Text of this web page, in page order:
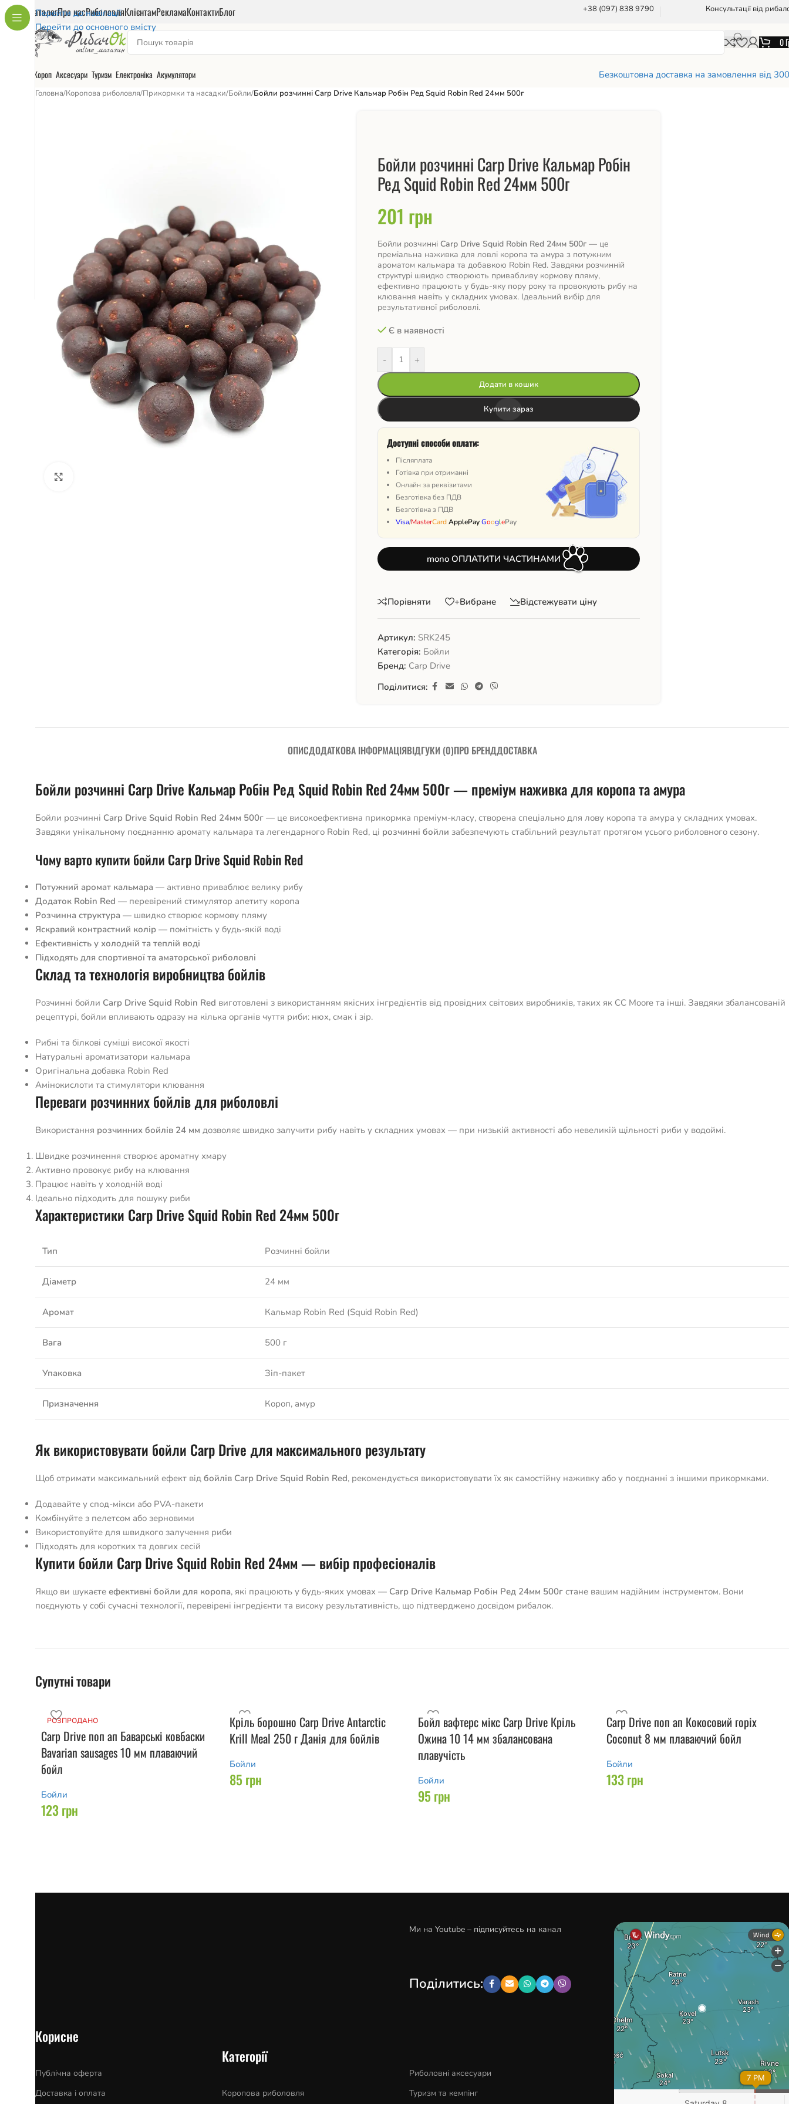
Перейти до навігації
Перейти до основного вмісту
КаталогПро насРиболовляКлієнтамРекламаКонтактиБлог +38 (097) 838 9790 Консультації від
0
Короп Аксесуари Туризм Електроніка Акумулятори Безкоштовна доставка на замовлення від
Головна/Коропова риболовля/Прикормки та насадки/Бойли/Бойли розчинні Carp Drive Кальмар Робін Ред Squid Robin Red 24мм 500г
Бойли розчинні Carp Drive Кальмар Робін
Ред Squid Robin Red 24мм 500г
201 грн
Бойли розчинні Carp Drive Squid Robin Red 24мм 500г— це
преміальна наживка для ловлі коропа та амура з потужним
ароматом кальмара та добавкою Robin Red. Завдяки розчинній
структурі швидко створюють привабливу кормову пляму,
ефективно працюють у будь-яку пору року та провокують рибу на
клювання навіть у складних умовах. Ідеальний вибір для
результативної риболовлі.
Є в наявності
- +
Додати в кошик
Купити зараз
Доступні способи оплати:
Післяплата
Готівка при отриманні
Онлайн за реквізитами
Безготівка без ПДВ
Безготівка з ПДВ
Visa/MasterCard ApplePay GooglePay
mono ОПЛАТИТИ ЧАСТИНАМИ
Порівняти +Вибране Відстежувати ціну
Артикул: SRK245
Категорія: Бойли
Бренд: Carp Drive
Поділитися:
ОПИСДОДАТКОВА ІНФОРМАЦІЯВІДГУКИ (0)ПРО БРЕНДДОСТАВКА
Бойли розчинні Carp Drive Кальмар Робін Ред Squid Robin Red 24мм 500г — преміум наживка для коропа та амура
Бойли розчинні Carp Drive Squid Robin Red 24мм 500г — це високоефективна прикормка преміум-класу, створена спеціально для лову коропа та амура у складних умовах.
Завдяки унікальному поєднанню аромату кальмара та легендарного Robin Red, ці розчинні бойли забезпечують стабільний результат протягом усього риболовного сезону.
Чому варто купити бойли Carp Drive Squid Robin Red
Потужний аромат кальмара — активно приваблює велику рибу
Додаток Robin Red — перевірений стимулятор апетиту коропа
Розчинна структура — швидко створює кормову пляму
Яскравий контрастний колір — помітність у будь-якій воді
Ефективність у холодній та теплій воді
Підходять для спортивної та аматорської риболовлі
Склад та технологія виробництва бойлів
Розчинні бойли Carp Drive Squid Robin Red виготовлені з використанням якісних інгредієнтів від провідних світових виробників, таких як CC Moore та інші. Завдяки збалансованій
рецептурі, бойли впливають одразу на кілька органів чуття риби: нюх, смак і зір.
Рибні та білкові суміші високої якості
Натуральні ароматизатори кальмара
Оригінальна добавка Robin Red
Амінокислоти та стимулятори клювання
Переваги розчинних бойлів для риболовлі
Використання розчинних бойлів 24 мм дозволяє швидко залучити рибу навіть у складних умовах — при низькій активності або невеликій щільності риби у водоймі.
Швидке розчинення створює ароматну хмару
Активно провокує рибу на клювання
Працює навіть у холодній воді
Ідеально підходить для пошуку риби
Характеристики Carp Drive Squid Robin Red 24мм 500г
Тип Розчинні бойли
Діаметр 24 мм
Аромат Кальмар Robin Red (Squid Robin Red)
Вага 500 г
Упаковка Зіп-пакет
Призначення Короп, амур
Як використовувати бойли Carp Drive для максимального результату
Щоб отримати максимальний ефект від бойлів Carp Drive Squid Robin Red, рекомендується використовувати їх як самостійну наживку або у поєднанні з іншими прикормками.
Додавайте у спод-мікси або PVA-пакети
Комбінуйте з пелетсом або зерновими
Використовуйте для швидкого залучення риби
Підходять для коротких та довгих сесій
Купити бойли Carp Drive Squid Robin Red 24мм — вибір професіоналів
Якщо ви шукаєте ефективні бойли для коропа, які працюють у будь-яких умовах — Carp Drive Кальмар Робін Ред 24мм 500г стане вашим надійним інструментом. Вони
поєднують у собі сучасні технології, перевірені інгредієнти та високу результативність, що підтверджено досвідом рибалок.
Супутні товари
РОЗПРОДАНО
Carp Drive поп ап Баварські ковбаски
Bavarian sausages 10 мм плаваючий
бойл
Бойли
123 грн
Кріль борошно Carp Drive Antarctic
Krill Meal 250 г Данія для бойлів
Бойли
85 грн
Бойл вафтерс мікс Carp Drive Кріль
Ожина 10 14 мм збалансована
плавучість
Бойли
95 грн
Carp Drive поп ап Кокосовий горіх
Coconut 8 мм плаваючий бойл
Бойли
133 грн
Ми на Youtube – підписуйтесь на канал
Поділитись:
Корисне
Публічна оферта
Доставка і оплата
Категорії
Коропова риболовля
Риболовні аксесуари
Туризм та кемпінг